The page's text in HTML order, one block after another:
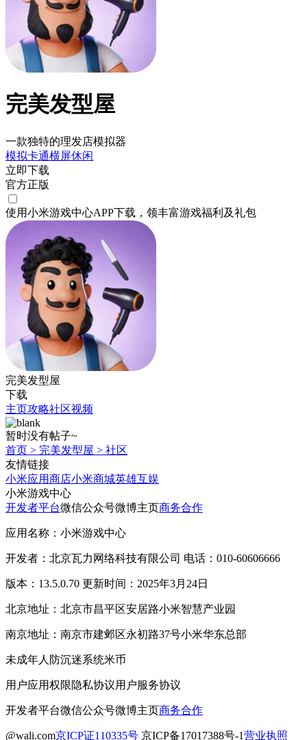
完美发型屋
一款独特的理发店模拟器
模拟卡通横屏休闲
立即下载
官方正版
使用小米游戏中心APP下载 ，领丰富游戏福利 及礼包
完美发型屋
下载
主页攻略社区视频
暂时没有帖子~
首页 > 完美发型屋 > 社区
友情链接
小米应用商店小米商城英雄互娱
小米游戏中心
开发者平台微信公众号微博主页商务合作
应用名称：小米游戏中心
开发者：北京瓦力网络科技有限公司 电话：010-60606666
版本：13.5.0.70 更新时间：2025年3月24日
北京地址：北京市昌平区安居路小米智慧产业园
南京地址：南京市建邺区永初路37号小米华东总部
未成年人防沉迷系统米币
用户应用权限隐私协议用户服务协议
开发者平台微信公众号微博主页商务合作
@wali.com京ICP证110335号 京ICP备17017388号-1营业执照